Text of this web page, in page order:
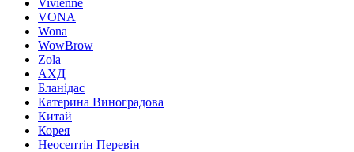
Vivienne
VONA
Wona
WowBrow
Zola
АХД
Бланідас
Катерина Виноградова
Китай
Корея
Неосептін Перевін